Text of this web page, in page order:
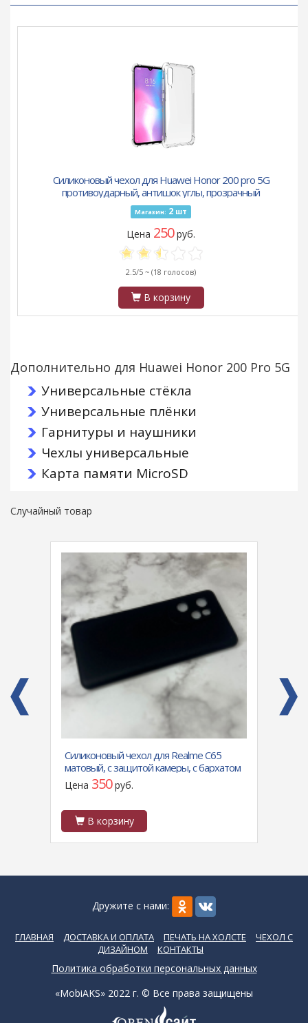
Силиконовый чехол для Huawei Honor 200 pro 5G
противоударный, антишок углы, прозрачный
Магазин: 2 шт
Цена 250руб.
2.5/5 ~ (18 голосов)
В корзину
Дополнительно для Huawei Honor 200 Pro 5G
Универсальные стёкла
Универсальные плёнки
Гарнитуры и наушники
Чехлы универсальные
Карта памяти MicroSD
Случайный товар
Силиконовый чехол для Realme C65
матовый, с защитой камеры, с бархатом
внутри, черный
Цена 350руб.
В корзину
Дружите с нами:
ГЛАВНАЯ ДОСТАВКА И ОПЛАТА ПЕЧАТЬ НА ХОЛСТЕ
ЧЕХОЛ С
ДИЗАЙНОМ
КОНТАКТЫ
Политика обработки персональных данных
«MobiAKS» 2022 г. © Все права защищены